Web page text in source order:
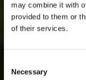
may combine it with
provided to them or
of their services.
Selection
Necessary
Fem